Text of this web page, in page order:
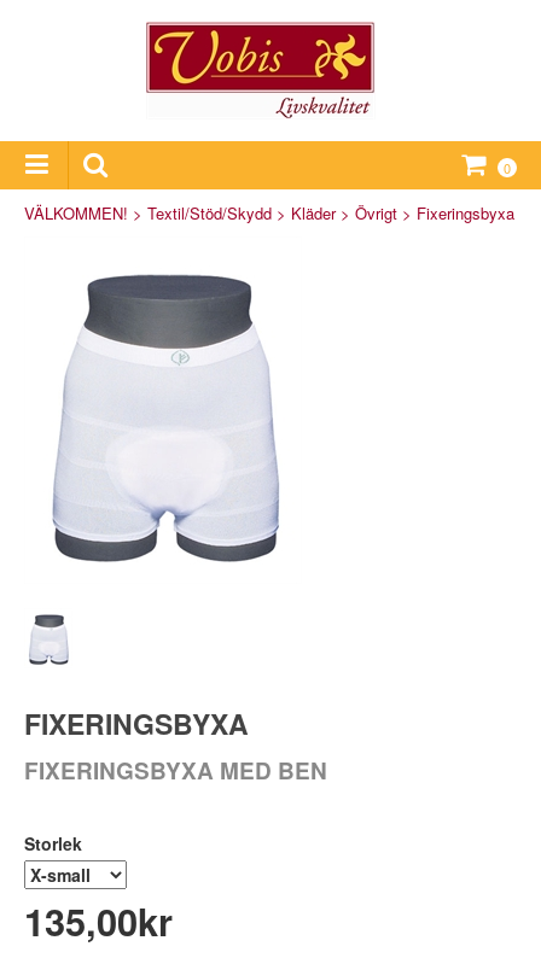
0
VÄLKOMMEN! > Textil/Stöd/Skydd > Kläder> Övrigt > Fixeringsbyxa
FIXERINGSBYXA
FIXERINGSBYXA MED BEN
Storlek
135,00kr